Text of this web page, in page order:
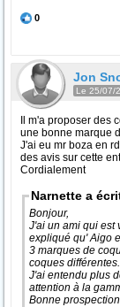
0
Jon
Le 25/07/
Il m'a proposer des
une bonne marque
J'ai eu mr boza en
des avis sur cette
Cordialement
Narnette a
Bonjour,
J'ai un ami qui est
expliqué qu' Aigo
3 marques de
coques différentes.
J'ai entendu plus
attention à la
Bonne prospection